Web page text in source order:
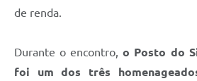
de renda.
Durante o encontro,o Posto do
foi um dos três